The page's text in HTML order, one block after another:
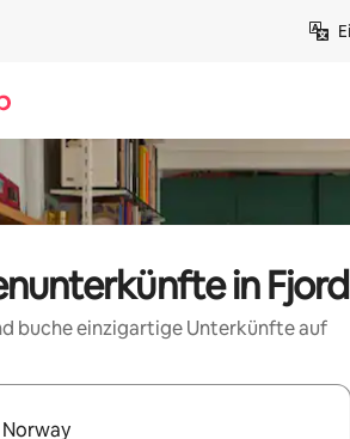
in Fjord
buche einzigartige Unterkünfte auf
verfügbar sind, navigiere mit den